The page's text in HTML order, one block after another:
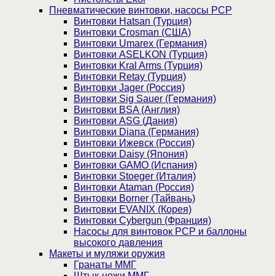
Пневматические винтовки, насосы PCP
Винтовки Hatsan (Турция)
Винтовки Crosman (США)
Винтовки Umarex (Германия)
Винтовки ASELKON (Турция)
Винтовки Kral Arms (Турция)
Винтовки Retay (Турция)
Винтовки Jager (Россия)
Винтовки Sig Sauer (Германия)
Винтовки BSA (Англия)
Винтовки ASG (Дания)
Винтовки Diana (Германия)
Винтовки Ижевск (Россия)
Винтовки Daisy (Япония)
Винтовки GAMO (Испания)
Винтовки Stoeger (Италия)
Винтовки Ataman (Россия)
Винтовки Borner (Тайвань)
Винтовки EVANIX (Корея)
Винтовки Cybergun (Франция)
Насосы для винтовок PCP и баллоны
высокого давления
Макеты и муляжи оружия
Гранаты ММГ